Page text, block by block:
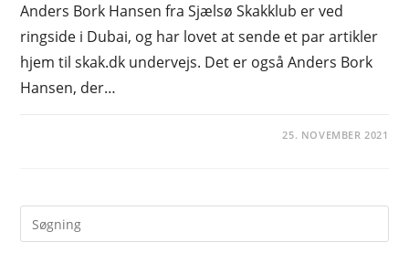
Anders Bork Hansen fra Sjælsø Skakklub er ved
ringside i Dubai, og har lovet at sende et par artikler
hjem til skak.dk undervejs. Det er også Anders Bork
Hansen, der…
25. NOVEMBER 2021